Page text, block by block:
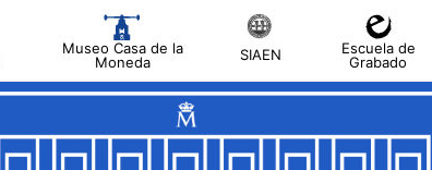
Museo Casa de la
Moneda
SIAEN
Escuela de
Grabado